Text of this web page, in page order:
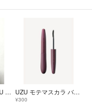
フローフシ ウズ UZU BY FLOWFUSHモテマスカラ コッパー UZU モテマスカラ バーガンディ
¥300